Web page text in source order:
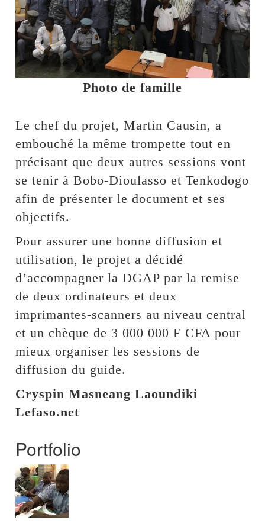
Photo de famille
Le chef du projet, Martin Causin, a
embouché la même trompette tout en
précisant que deux autres sessions vont
se tenir à Bobo-Dioulasso et Tenkodogo
afin de présenter le document et ses
objectifs.
Pour assurer une bonne diffusion et
utilisation, le projet a décidé
d’accompagner la DGAP par la remise
de deux ordinateurs et deux
imprimantes-scanners au niveau central
et un chèque de 3 000 000 F CFA pour
mieux organiser les sessions de
diffusion du guide.
Cryspin Masneang Laoundiki
Lefaso.net
Portfolio